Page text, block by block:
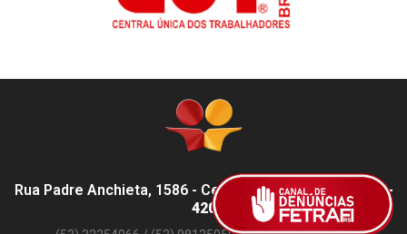
Rua Padre Anchieta, 1586 - Centro, Pelotas - RS,
96015-
420